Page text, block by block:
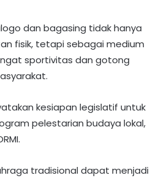
dan bagasing tidak hanya
fisik, tetapi sebagai medium
sportivitas dan gotong
kesiapan legislatif untuk
pelestarian budaya lokal,
tradisional dapat menjadi